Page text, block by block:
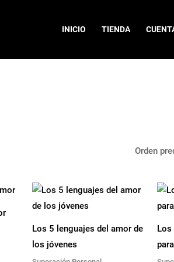
INICIO TIENDA
Los 5 lenguajes del amor de
los jóvenes
Los